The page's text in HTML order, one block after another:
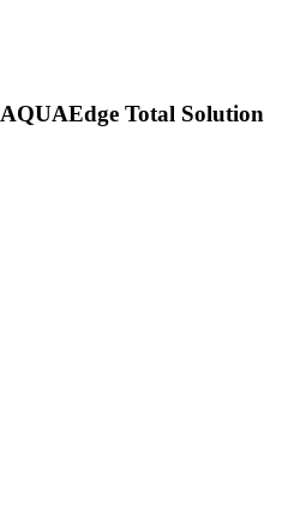
AQUAEdge Total Solution